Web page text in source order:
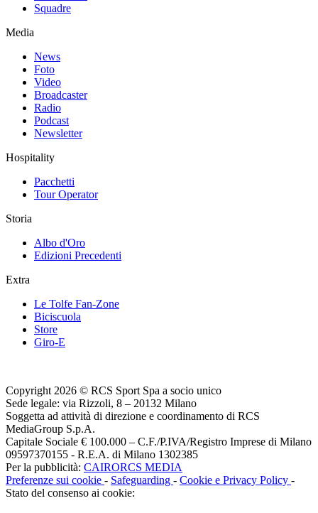
Squadre
Media
News
Foto
Video
Broadcaster
Radio
Podcast
Newsletter
Hospitality
Pacchetti
Tour Operator
Storia
Albo d'Oro
Edizioni Precedenti
Extra
Le Tolfe Fan-Zone
Biciscuola
Store
Giro-E
Copyright 2026 © RCS Sport Spa a socio unico
Sede legale: via Rizzoli, 8 – 20132 Milano
Soggetta ad attività di direzione e coordinamento di RCS
MediaGroup S.p.A.
Capitale Sociale € 100.000 – C.F./P.IVA/Registro Imprese di Milano
09597370155 - R.E.A. di Milano 1302385
Per la pubblicità: CAIRORCS MEDIA
Preferenze sui cookie - Safeguarding - Cookie e Privacy Policy -
Stato del consenso ai cookie: